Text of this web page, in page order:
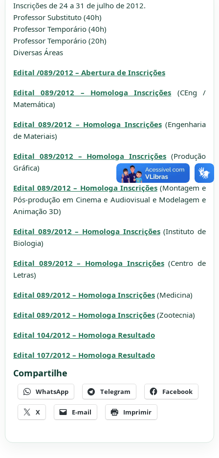
Inscrições de 24 a 31 de julho de 2012.
Professor Substituto (40h)
Professor Temporário (40h)
Professor Temporário (20h)
Diversas Áreas
Edital /089/2012 – Abertura de Inscrições
Edital 089/2012 – Homologa Inscrições (CEng /
Matemática)
Edital 089/2012 – Homologa Inscrições(Engenharia
de Materiais)
Edital 089/2012 – Homologa Inscrições (Produção
Gráfica)
Edital 089/2012 – Homologa Inscrições(Montagem e
Pós-produção em Cinema e Audiovisual e Modelagem e
Animação 3D)
Edital 089/2012 – Homologa Inscrições(Instituto de
Biologia)
Edital 089/2012 – Homologa Inscrições(Centro de
Letras)
Edital 089/2012 – Homologa Inscrições (Medicina)
Edital 089/2012 – Homologa Inscrições (Zootecnia)
Edital 104/2012 – Homologa Resultado
Edital 107/2012 – Homologa Resultado
Compartilhe
WhatsApp Telegram Facebook
X E-mail Imprimir